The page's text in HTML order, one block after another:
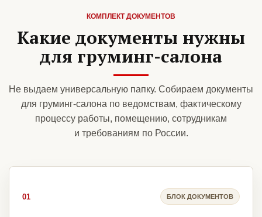
КОМПЛЕКТ ДОКУМЕНТОВ
Какие документы нужны
для груминг-салона
Не выдаем универсальную папку. Собираем документы
для груминг-салона по ведомствам, фактическому
процессу работы, помещению, сотрудникам
и требованиям по России.
01 БЛОК ДОКУМЕНТОВ